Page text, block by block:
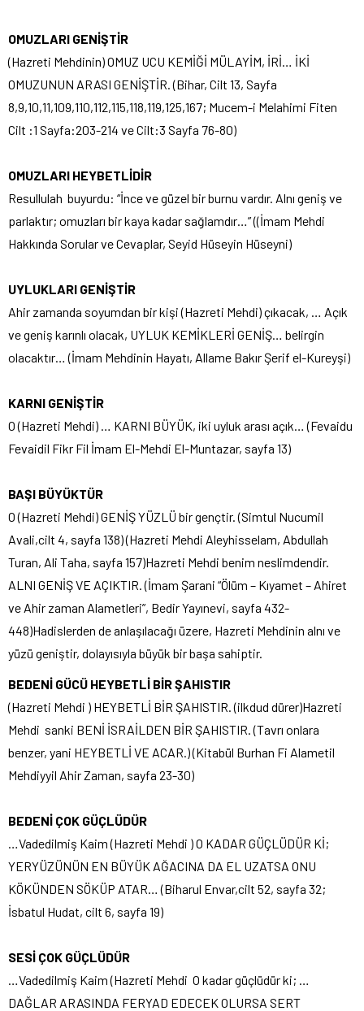
OMUZLARI GENİŞTİR
(Hazreti Mehdinin) OMUZ UCU KEMİĞİ MÜLAYİM, İRİ… İKİ
OMUZUNUN ARASI GENİŞTİR. (Bihar, Cilt 13, Sayfa
8,9,10,11,109,110,112,115,118,119,125,167; Mucem-i Melahimi Fiten
Cilt :1 Sayfa:203-214 ve Cilt:3 Sayfa 76-80)
OMUZLARI HEYBETLİDİR
Resullulah buyurdu: “İnce ve güzel bir burnu vardır. Alnı geniş ve
parlaktır; omuzları bir kaya kadar sağlamdır…” ((İmam Mehdi
Hakkında Sorular ve Cevaplar, Seyid Hüseyin Hüseyni)
UYLUKLARI GENİŞTİR
Ahir zamanda soyumdan bir kişi (Hazreti Mehdi) çıkacak, … Açık
ve geniş karınlı olacak, UYLUK KEMİKLERİ GENİŞ… belirgin
olacaktır… (İmam Mehdinin Hayatı, Allame Bakır Şerif el-Kureyşi)
KARNI GENİŞTİR
O (Hazreti Mehdi) … KARNI BÜYÜK, iki uyluk arası açık… (Fevaidu
Fevaidil Fikr Fil İmam El-Mehdi El-Muntazar, sayfa 13)
BAŞI BÜYÜKTÜR
O (Hazreti Mehdi) GENİŞ YÜZLÜ bir gençtir. (Simtul Nucumil
Avali,cilt 4, sayfa 138) (Hazreti Mehdi Aleyhisselam, Abdullah
Turan, Ali Taha, sayfa 157)Hazreti Mehdi benim neslimdendir.
ALNI GENİŞ VE AÇIKTIR. (İmam Şarani “Ölüm – Kıyamet – Ahiret
ve Ahir zaman Alametleri”, Bedir Yayınevi, sayfa 432-
448)Hadislerden de anlaşılacağı üzere, Hazreti Mehdinin alnı ve
yüzü geniştir, dolayısıyla büyük bir başa sahiptir.
BEDENİ GÜCÜ HEYBETLİ BİR ŞAHISTIR
(Hazreti Mehdi ) HEYBETLİ BİR ŞAHISTIR. (ilkdud dürer)Hazreti
Mehdi sanki BENİ İSRAİLDEN BİR ŞAHISTIR. (Tavrı onlara
benzer, yani HEYBETLİ VE ACAR.) (Kitabül Burhan Fi Alametil
Mehdiyyil Ahir Zaman, sayfa 23-30)
BEDENİ ÇOK GÜÇLÜDÜR
…Vadedilmiş Kaim (Hazreti Mehdi ) O KADAR GÜÇLÜDÜR Kİ;
YERYÜZÜNÜN EN BÜYÜK AĞACINA DA EL UZATSA ONU
KÖKÜNDEN SÖKÜP ATAR… (Biharul Envar,cilt 52, sayfa 32;
İsbatul Hudat, cilt 6, sayfa 19)
SESİ ÇOK GÜÇLÜDÜR
…Vadedilmiş Kaim (Hazreti Mehdi O kadar güçlüdür ki; …
DAĞLAR ARASINDA FERYAD EDECEK OLURSA SERT